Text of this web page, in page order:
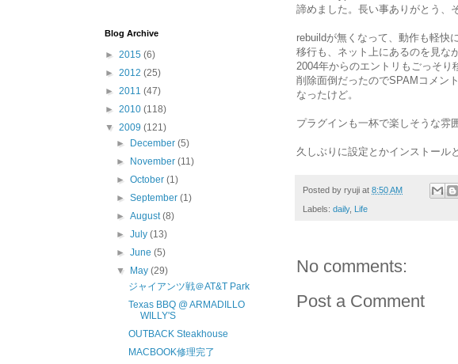
諦めました。長い事ありがとう、
rebuildが無くなって、動作も軽快
移行も、ネット上にあるのを見な
2004年からのエントリもごっそり
削除面倒だったのでSPAMコメン
なったけど。
プラグインも一杯で楽しそうな雰
久しぶりに設定とかインストール
Posted by ryuji at 8:50 AM
Labels: daily, Life
No comments:
Post a Comment
Blog Archive
► 2015 (6)
► 2012 (25)
► 2011 (47)
► 2010 (118)
▼ 2009 (121)
►
December(5)
►
November(11)
►October(1)
►September(1)
►August(8)
►July(13)
►June(5)
▼
May(29)
ジャイアンツ戦＠AT&T Park
Texas BBQ @ ARMADILLO
WILLY'S
OUTBACK Steakhouse
MACBOOK修理完了